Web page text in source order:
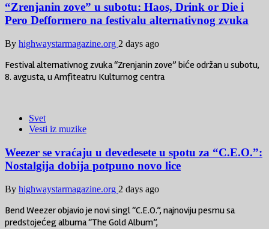
“Zrenjanin zove” u subotu: Haos, Drink or Die i
Pero Defformero na festivalu alternativnog zvuka
By highwaystarmagazine.org 2 days ago
Festival alternativnog zvuka “Zrenjanin zove” biće održan u subotu,
8. avgusta, u Amfiteatru Kulturnog centra
Svet
Vesti iz muzike
Weezer se vraćaju u devedesete u spotu za “C.E.O.”:
Nostalgija dobija potpuno novo lice
By highwaystarmagazine.org 2 days ago
Bend Weezer objavio je novi singl “C.E.O.”, najnoviju pesmu sa
predstojećeg albuma “The Gold Album”,